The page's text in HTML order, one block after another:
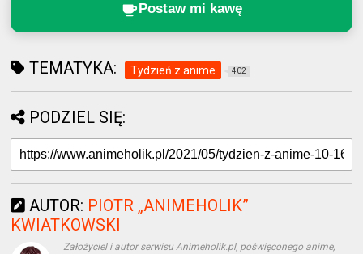
Postaw mi kawę
TEMATYKA: Tydzień z anime 402
PODZIEL SIĘ:
AUTOR: PIOTR „ANIMEHOLIK”
KWIATKOWSKI
Założyciel i autor serwisu Animeholik.pl, poświęconego anime,